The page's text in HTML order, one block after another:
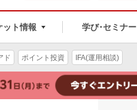
ット情報 学び･セミナー
ド ポイント投資 IFA(運用相談)